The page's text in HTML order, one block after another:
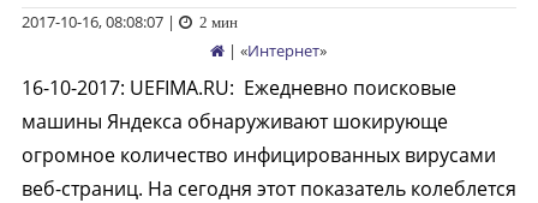
2017-10-16, 08:08:07| 2 мин
| «Интернет»
16-10-2017: UEFIMA.RU: Ежедневно поисковые
машины Яндекса обнаруживают шокирующе
огромное количество инфицированных вирусами
веб-страниц. На сегодня этот показатель колеблется